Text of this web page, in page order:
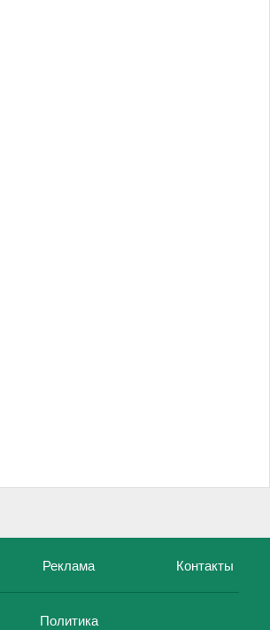
Реклама Контакты
Политика